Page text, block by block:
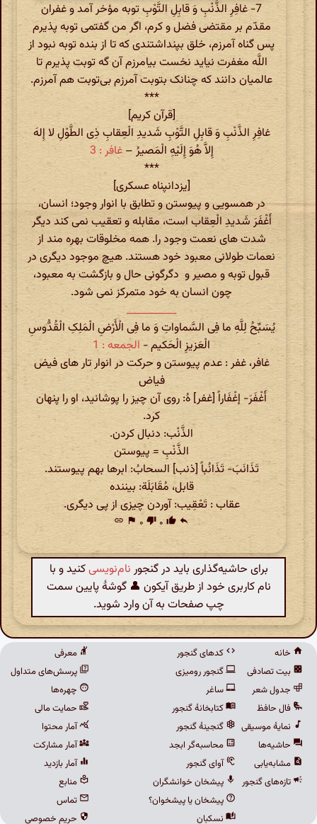
7- غافِرِ الذَّنْبِ وَ قابِلِ التَّوْبِ توبه مؤخر آمد و غفران
مقدّم بر مقتضی فضل و کرم، اگر من گفتمی توبه پذیرم
پس گناه آمرزم، خلق بپنداشتندی که تا از بنده توبه نبود از
اللَّه مغفرت نیاید نخست بیامرزم آن گه توبت پذیرم تا
عالمیان دانند که چنانک بتوبت آمرزم بی‌توبت هم آمرزم.
***
[قرآن کریم]
غافِرِ الذَّنْبِ‏ وَ قابِلِ التَّوْبِ شَدیدِ الْعِقابِ ذِی الطَّوْلِ لا إِلهَ
إِلاَّ هُوَ إِلَیْهِ الْمَصیرُ –غافر : 3
***
[یزدانپناه عسکری]
در همسویی و پیوستن و تطابق با انوار وجود؛ انسان،
أَغْفَرَ شَدیدِ الْعِقاب است، مقابله و تعقیب نمی کند دیگر
شدت های نعمت وجود را. همه مخلوقات بهره مند از
نعمات طولانی معبود خود هستند. هیچ موجود دیگری در
قبول توبه و مصیر و دگرگونی حال و بازگشت به معبود،
چون انسان به خود متمرکز نمی شود.
__________
یُسَبِّحُ لِلَّهِ ما فِی السَّماواتِ وَ ما فِی الْأَرْضِ الْمَلِکِ الْقُدُّوسِ
الْعَزیزِ الْحَکیم‏ -الجمعه : 1
غافر، غفر : عدم پیوستن و حرکت در انوار تار های فیض
فیاض
أَغْفَرَ- إغْفَاراً [غفر] هُ: روی آن چیز را پوشانید، او را پنهان
کرد.
الذَّنْب‏: دنبال کردن.
الذَّنْبِ = پیوستن
تَذَانَبَ‏- تَذَانُباً [ذنب‏] السحابُ: ابرها بهم پیوستند.
قابل، مُقَابَلَة: بیننده‏
عقاب : تَعْقِیب‏: آوردن چیزی از پی دیگری.
reply
thumb_up ۰ thumb_down ۰ flag
link
برای حاشیه‌گذاری باید در گنجور نام‌نویسیکنید و با
نام کاربری خود از طریق آیکون 👤 گوشهٔ پایین سمت
چپ صفحات به آن وارد شوید.
خانه
بیت تصادفی
جدول شعر
فال حافظ
نمایهٔ موسیقی
حاشیه‌ها
مشابه‌یابی
تازه‌های گنجور
کدهای گنجور
گنجور رومیزی
ساغر
کتابخانهٔ گنجور
گنجینهٔ گنجور
محاسبه‌گر ابجد
آوای گنجور
پیشخان خوانشگران
پیشخان یا پیشخوان؟
نسکبان
معرفی
پرسش‌های متداول
چهره‌ها
حمایت مالی
آمار محتوا
آمار مشارکت
آمار بازدید
منابع
تماس
حریم خصوصی